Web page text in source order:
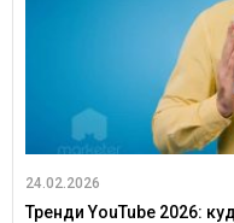
24.02.2026
Тренди YouTube 2026: